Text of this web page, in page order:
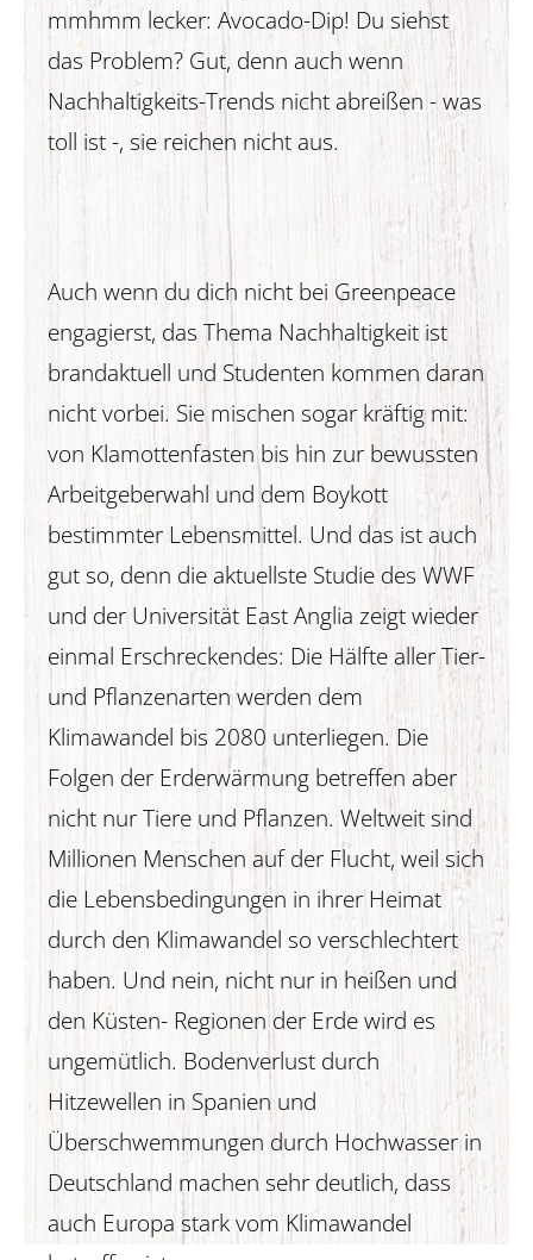
mmhmm lecker: Avocado-Dip! Du siehst
das Problem? Gut, denn auch wenn
Nachhaltigkeits-Trends nicht abreißen - was
toll ist -, sie reichen nicht aus.
Auch wenn du dich nicht bei Greenpeace
engagierst, das Thema Nachhaltigkeit ist
brandaktuell und Studenten kommen daran
nicht vorbei. Sie mischen sogar kräftig mit:
von Klamottenfasten bis hin zur bewussten
Arbeitgeberwahl und dem Boykott
bestimmter Lebensmittel. Und das ist auch
gut so, denn die aktuellste Studie des WWF
und der Universität East Anglia zeigt wieder
einmal Erschreckendes: Die Hälfte aller Tier-
und Pflanzenarten werden dem
Klimawandel bis 2080 unterliegen. Die
Folgen der Erderwärmung betreffen aber
nicht nur Tiere und Pflanzen. Weltweit sind
Millionen Menschen auf der Flucht, weil sich
die Lebensbedingungen in ihrer Heimat
durch den Klimawandel so verschlechtert
haben. Und nein, nicht nur in heißen und
den Küsten- Regionen der Erde wird es
ungemütlich. Bodenverlust durch
Hitzewellen in Spanien und
Überschwemmungen durch Hochwasser in
Deutschland machen sehr deutlich, dass
auch Europa stark vom Klimawandel